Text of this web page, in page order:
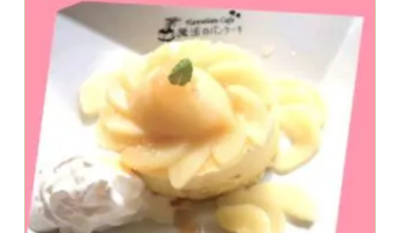
木津川でランチやカフェ、お食事に♪お誕生...
2026.07.30